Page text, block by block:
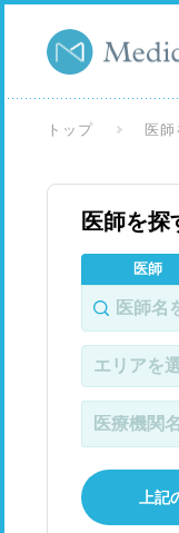
トップ 医
医師を探
医師
上